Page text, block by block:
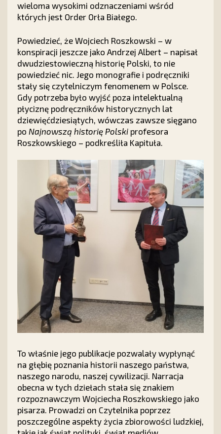
wieloma wysokimi odznaczeniami wśród
których jest Order Orła Białego.
Powiedzieć, że Wojciech Roszkowski – w
konspiracji jeszcze jako Andrzej Albert – napisał
dwudziestowieczną historię Polski, to nie
powiedzieć nic. Jego monografie i podręczniki
stały się czytelniczym fenomenem w Polsce.
Gdy potrzeba było wyjść poza intelektualną
płyciznę podręczników historycznych lat
dziewięćdziesiątych, wówczas zawsze sięgano
po Najnowszą historię Polski profesora
Roszkowskiego – podkreśliła Kapituła.
To właśnie jego publikacje pozwalały wypłynąć
na głębię poznania historii naszego państwa,
naszego narodu, naszej cywilizacji. Narracja
obecna w tych dziełach stała się znakiem
rozpoznawczym Wojciecha Roszkowskiego jako
pisarza. Prowadzi on Czytelnika poprzez
poszczególne aspekty życia zbiorowości ludzkiej,